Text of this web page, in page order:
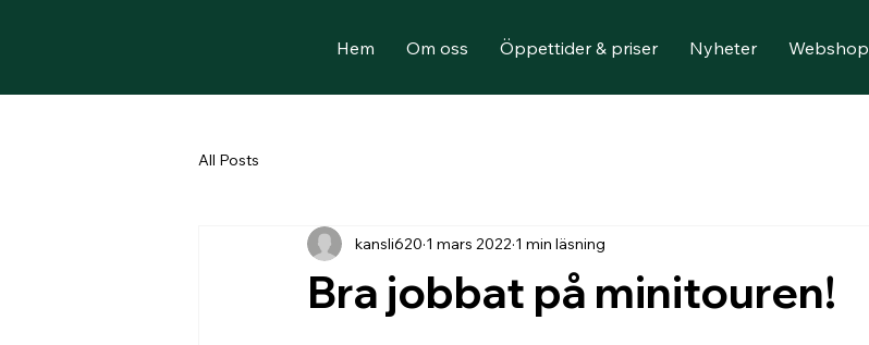
Hem Om oss Öppettider & priser Nyheter Webshop
All Posts
Bra jobbat på minitouren!
kansli620 1 mars 2022 1 min läsning